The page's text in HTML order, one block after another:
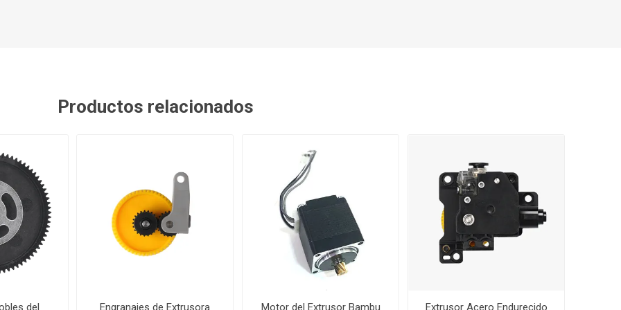
Productos relacionados
del Engranajes de Extrusora Motor del Extrusor Bambu Extrusor Acero Endurecido